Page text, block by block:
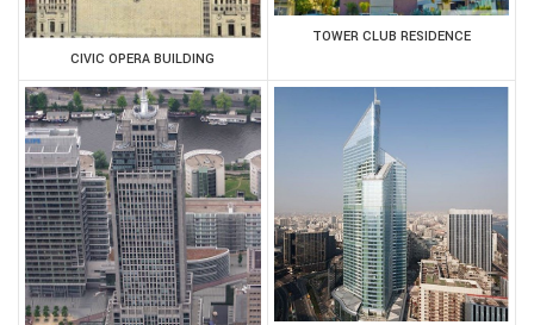
CIVIC OPERA BUILDING
TOWER CLUB RESIDENCE